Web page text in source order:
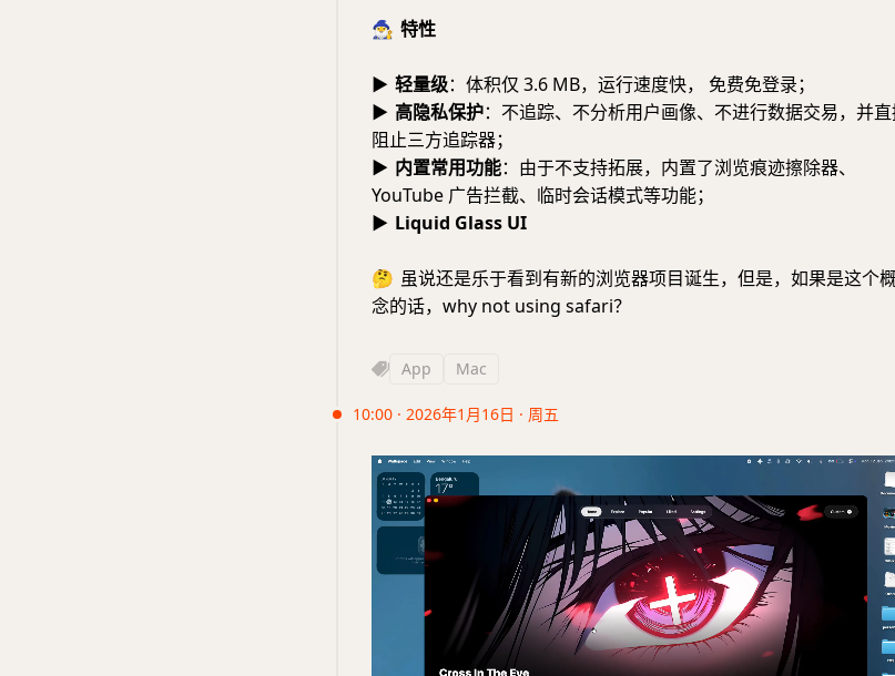
🧙‍♂️ 特性
▶ 轻量级：体积仅 3.6 MB，运行速度快， 免费免登录；
▶ 高隐私保护：不追踪、不分析用户画像、不进行数据交易，并
阻止三方追踪器；
▶ 内置常用功能：由于不支持拓展，内置了浏览痕迹擦除器、
YouTube 广告拦截、临时会话模式等功能；
▶ Liquid Glass UI
🤔 虽说还是乐于看到有新的浏览器项目诞生，但是，如果是这个
念的话，why not using safari？
App Mac
10:00 · 2026年1月16日 · 周五